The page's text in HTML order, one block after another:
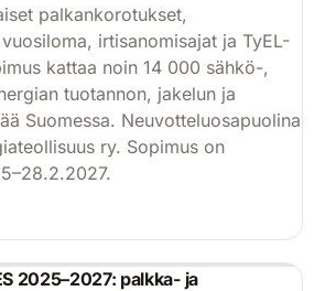
palkankorotukset,
irtisanomisajat ja TyEL-
kattaa noin 14 000 sähkö-,
tuotannon, jakelun ja
Suomessa. Neuvotteluosapuolina
ry. Sopimus on
2025–2027: palkka- ja